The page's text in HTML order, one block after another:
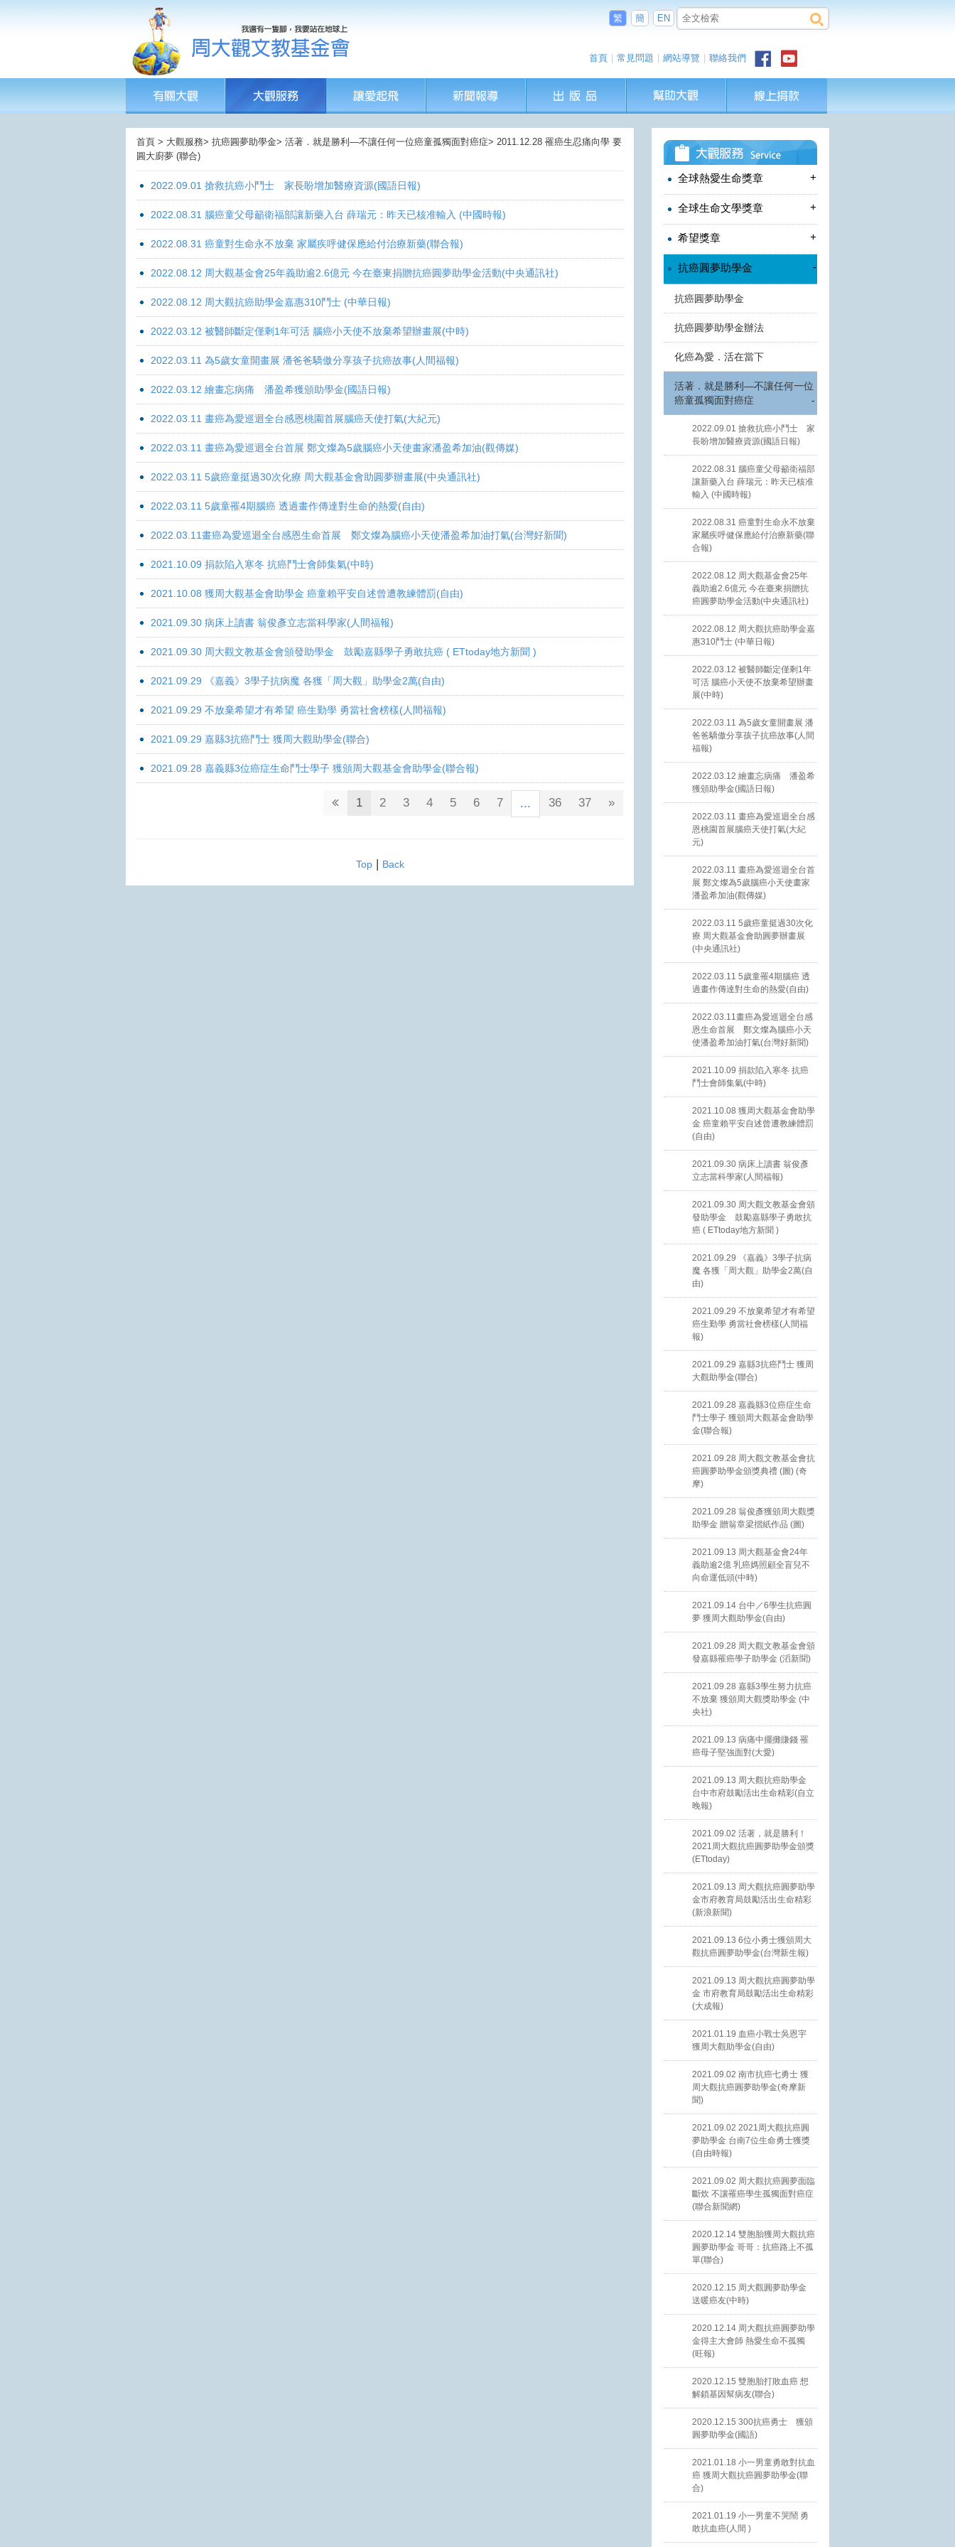
繁 簡 EN
首頁 常見問題 網站導覽 聯絡我們
首頁 > 大觀服務> 抗癌圓夢助學金> 活著．就是勝利—不讓任何一位癌童孤獨面對癌症> 2011.12.28 罹癌生忍痛向學 要
圓大廚夢 (聯合)
2022.09.01 搶救抗癌小鬥士 家長盼增加醫療資源(國語日報)
2022.08.31 腦癌童父母籲衛福部讓新藥入台 薛瑞元：昨天已核准輸入 (中國時報)
2022.08.31 癌童對生命永不放棄 家屬疾呼健保應給付治療新藥(聯合報)
2022.08.12 周大觀基金會25年義助逾2.6億元 今在臺東捐贈抗癌圓夢助學金活動(中央通訊社)
2022.08.12 周大觀抗癌助學金嘉惠310鬥士 (中華日報)
2022.03.12 被醫師斷定僅剩1年可活 腦癌小天使不放棄希望辦畫展(中時)
2022.03.11 為5歲女童開畫展 潘爸爸驕傲分享孩子抗癌故事(人間福報)
2022.03.12 繪畫忘病痛 潘盈希獲頒助學金(國語日報)
2022.03.11 畫癌為愛巡迴全台感恩桃園首展腦癌天使打氣(大紀元)
2022.03.11 畫癌為愛巡迴全台首展 鄭文燦為5歲腦癌小天使畫家潘盈希加油(觀傳媒)
2022.03.11 5歲癌童挺過30次化療 周大觀基金會助圓夢辦畫展(中央通訊社)
2022.03.11 5歲童罹4期腦癌 透過畫作傳達對生命的熱愛(自由)
2022.03.11畫癌為愛巡迴全台感恩生命首展 鄭文燦為腦癌小天使潘盈希加油打氣(台灣好新聞)
2021.10.09 捐款陷入寒冬 抗癌鬥士會師集氣(中時)
2021.10.08 獲周大觀基金會助學金 癌童賴平安自述曾遭教練體罰(自由)
2021.09.30 病床上讀書 翁俊彥立志當科學家(人間福報)
2021.09.30 周大觀文教基金會頒發助學金 鼓勵嘉縣學子勇敢抗癌 ( ETtoday地方新聞 )
2021.09.29 《嘉義》3學子抗病魔 各獲「周大觀」助學金2萬(自由)
2021.09.29 不放棄希望才有希望 癌生勤學 勇當社會榜樣(人間福報)
2021.09.29 嘉縣3抗癌鬥士 獲周大觀助學金(聯合)
2021.09.28 嘉義縣3位癌症生命鬥士學子 獲頒周大觀基金會助學金(聯合報)
1 2 3 4 5 6 7 ... 36 37 »
Top| Back
全球熱愛生命獎章 +
全球生命文學獎章 +
希望獎章 +
抗癌圓夢助學金 -
抗癌圓夢助學金
抗癌圓夢助學金辦法
化癌為愛．活在當下
活著．就是勝利—不讓任何一位
癌童孤獨面對癌症
-
2022.09.01 搶救抗癌小鬥士 家
長盼增加醫療資源(國語日報)
2022.08.31 腦癌童父母籲衛福部
讓新藥入台 薛瑞元：昨天已核准
輸入 (中國時報)
2022.08.31 癌童對生命永不放棄
家屬疾呼健保應給付治療新藥(聯
合報)
2022.08.12 周大觀基金會25年
義助逾2.6億元 今在臺東捐贈抗
癌圓夢助學金活動(中央通訊社)
2022.08.12 周大觀抗癌助學金嘉
惠310鬥士 (中華日報)
2022.03.12 被醫師斷定僅剩1年
可活 腦癌小天使不放棄希望辦畫
展(中時)
2022.03.11 為5歲女童開畫展 潘
爸爸驕傲分享孩子抗癌故事(人間
福報)
2022.03.12 繪畫忘病痛 潘盈希
獲頒助學金(國語日報)
2022.03.11 畫癌為愛巡迴全台感
恩桃園首展腦癌天使打氣(大紀
元)
2022.03.11 畫癌為愛巡迴全台首
展 鄭文燦為5歲腦癌小天使畫家
潘盈希加油(觀傳媒)
2022.03.11 5歲癌童挺過30次化
療 周大觀基金會助圓夢辦畫展
(中央通訊社)
2022.03.11 5歲童罹4期腦癌 透
過畫作傳達對生命的熱愛(自由)
2022.03.11畫癌為愛巡迴全台感
恩生命首展 鄭文燦為腦癌小天
使潘盈希加油打氣(台灣好新聞)
2021.10.09 捐款陷入寒冬 抗癌
鬥士會師集氣(中時)
2021.10.08 獲周大觀基金會助學
金 癌童賴平安自述曾遭教練體罰
(自由)
2021.09.30 病床上讀書 翁俊彥
立志當科學家(人間福報)
2021.09.30 周大觀文教基金會頒
發助學金 鼓勵嘉縣學子勇敢抗
癌 ( ETtoday地方新聞 )
2021.09.29 《嘉義》3學子抗病
魔 各獲「周大觀」助學金2萬(自
由)
2021.09.29 不放棄希望才有希望
癌生勤學 勇當社會榜樣(人間福
報)
2021.09.29 嘉縣3抗癌鬥士 獲周
大觀助學金(聯合)
2021.09.28 嘉義縣3位癌症生命
鬥士學子 獲頒周大觀基金會助學
金(聯合報)
2021.09.28 周大觀文教基金會抗
癌圓夢助學金頒獎典禮 (圖) (奇
摩)
2021.09.28 翁俊彥獲頒周大觀獎
助學金 贈翁章梁摺紙作品 (圖)
2021.09.13 周大觀基金會24年
義助逾2億 乳癌媽照顧全盲兒不
向命運低頭(中時)
2021.09.14 台中／6學生抗癌圓
夢 獲周大觀助學金(自由)
2021.09.28 周大觀文教基金會頒
發嘉縣罹癌學子助學金 (滔新聞)
2021.09.28 嘉縣3學生努力抗癌
不放棄 獲頒周大觀獎助學金 (中
央社)
2021.09.13 病痛中擺攤賺錢 罹
癌母子堅強面對(大愛)
2021.09.13 周大觀抗癌助學金
台中市府鼓勵活出生命精彩(自立
晚報)
2021.09.02 活著，就是勝利！
2021周大觀抗癌圓夢助學金頒獎
(ETtoday)
2021.09.13 周大觀抗癌圓夢助學
金市府教育局鼓勵活出生命精彩
(新浪新聞)
2021.09.13 6位小勇士獲頒周大
觀抗癌圓夢助學金(台灣新生報)
2021.09.13 周大觀抗癌圓夢助學
金 市府教育局鼓勵活出生命精彩
(大成報)
2021.01.19 血癌小戰士吳恩宇
獲周大觀助學金(自由)
2021.09.02 南市抗癌七勇士 獲
周大觀抗癌圓夢助學金(奇摩新
聞)
2021.09.02 2021周大觀抗癌圓
夢助學金 台南7位生命勇士獲獎
(自由時報)
2021.09.02 周大觀抗癌圓夢面臨
斷炊 不讓罹癌學生孤獨面對癌症
(聯合新聞網)
2020.12.14 雙胞胎獲周大觀抗癌
圓夢助學金 哥哥：抗癌路上不孤
單(聯合)
2020.12.15 周大觀圓夢助學金
送暖癌友(中時)
2020.12.14 周大觀抗癌圓夢助學
金得主大會師 熱愛生命不孤獨
(旺報)
2020.12.15 雙胞胎打敗血癌 想
解鎖基因幫病友(聯合)
2020.12.15 300抗癌勇士 獲頒
圓夢助學金(國語)
2021.01.18 小一男童勇敢對抗血
癌 獲周大觀抗癌圓夢助學金(聯
合)
2021.01.19 小一男童不哭鬧 勇
敢抗血癌(人間 )